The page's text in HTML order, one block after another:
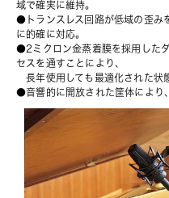
域で確実に維持。
●トランスレス回路が低域の歪み
に的確に対応。
●2ミクロン金蒸着膜を採用した
セスを通すことにより、
長年使用しても最適化された状
●音響的に開放された筐体により